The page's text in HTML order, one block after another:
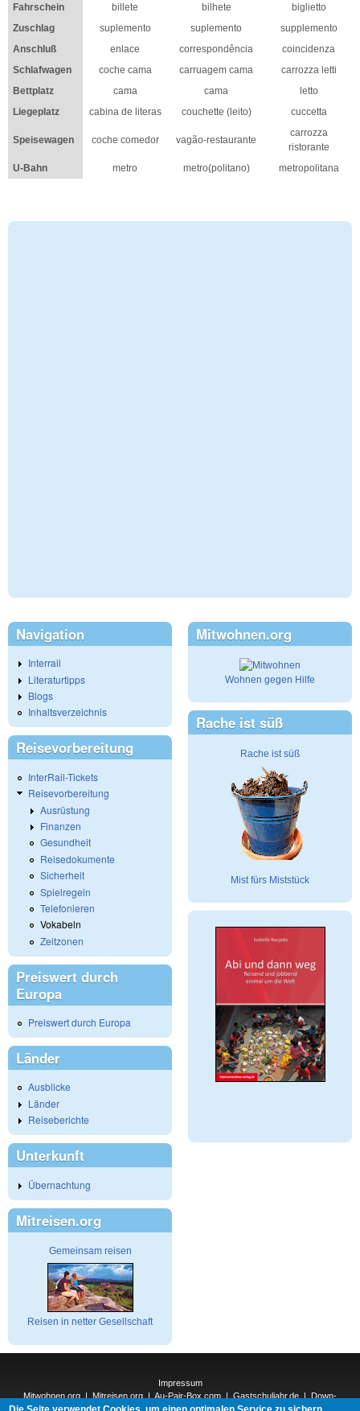
Fahrschein billete bilhete
biglietto
Zuschlag
suplemento suplemento
supplemento
Anschluß
enlace correspondência
coincidenza
Schlafwagen
coche cama carruagem cama
carrozza letti
Bettplatz
cama cama
letto
Liegeplatz
cabina de literas couchette (leito) cuccetta
Speisewagen coche comedor vagão-restaurante
carrozza
ristorante
U-Bahn
metro metro(politano) metropolitana
Navigation
Interrail
Literaturtipps
Blogs
Inhaltsverzeichnis
Reisevorbereitung
InterRail-Tickets
Reisevorbereitung
Ausrüstung
Finanzen
Gesundheit
Reisedokumente
Sicherheit
Spielregeln
Telefonieren
Vokabeln
Zeitzonen
Preiswert durch
Europa
Preiswert durch Europa
Länder
Ausblicke
Länder
Reiseberichte
Unterkunft
Übernachtung
Mitreisen.org
Gemeinsam reisen
Reisen in netter Gesellschaft
Mitwohnen.org
Wohnen gegen Hilfe
Rache ist süß
Rache ist süß
Mist fürs Miststück
Impressum
Mitwohnen.org | Mitreisen.org | Au-Pair-Box.com | Gastschuljahr.de | Down-
Under.org |Elderpair.com|